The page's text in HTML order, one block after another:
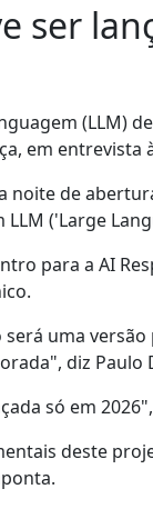
ser
(LLM)
em entrevista
noite de
('Large
para a AI
uma
diz
só em
deste